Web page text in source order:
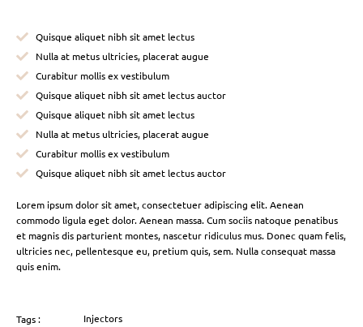
Quisque aliquet nibh sit amet lectus
Nulla at metus ultricies, placerat augue
Curabitur mollis ex vestibulum
Quisque aliquet nibh sit amet lectus auctor
Quisque aliquet nibh sit amet lectus
Nulla at metus ultricies, placerat augue
Curabitur mollis ex vestibulum
Quisque aliquet nibh sit amet lectus auctor
Lorem ipsum dolor sit amet, consectetuer adipiscing elit. Aenean
commodo ligula eget dolor. Aenean massa. Cum sociis natoque penatibus
et magnis dis parturient montes, nascetur ridiculus mus. Donec quam felis,
ultricies nec, pellentesque eu, pretium quis, sem. Nulla consequat massa
quis enim.
Tags : Injectors